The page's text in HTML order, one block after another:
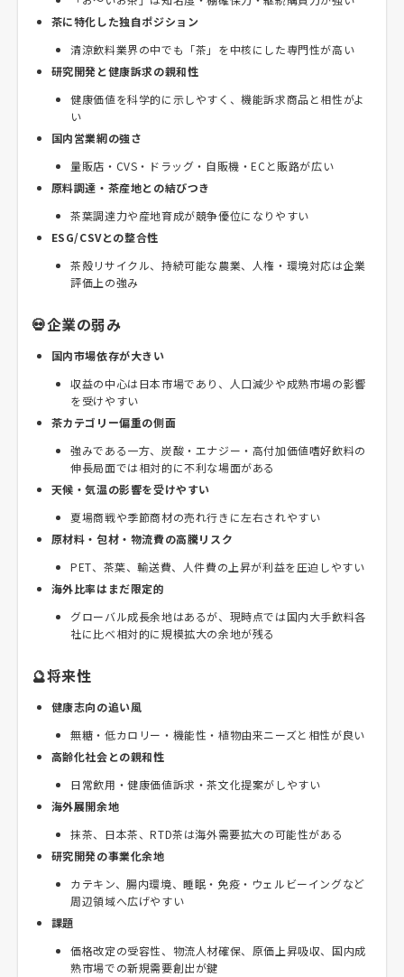
茶に特化した独自ポジション
清涼飲料業界の中でも「茶」を中核にした専門性が高い
研究開発と健康訴求の親和性
健康価値を科学的に示しやすく、機能訴求商品と相性がよ
い
国内営業網の強さ
量販店・CVS・ドラッグ・自販機・ECと販路が広い
原料調達・茶産地との結びつき
茶葉調達力や産地育成が競争優位になりやすい
ESG/CSVとの整合性
茶殻リサイクル、持続可能な農業、人権・環境対応は企業
評価上の強み
💀企業の弱み
国内市場依存が大きい
収益の中心は日本市場であり、人口減少や成熟市場の影響
を受けやすい
茶カテゴリー偏重の側面
強みである一方、炭酸・エナジー・高付加価値嗜好飲料の
伸長局面では相対的に不利な場面がある
天候・気温の影響を受けやすい
夏場商戦や季節商材の売れ行きに左右されやすい
原材料・包材・物流費の高騰リスク
PET、茶葉、輸送費、人件費の上昇が利益を圧迫しやすい
海外比率はまだ限定的
グローバル成長余地はあるが、現時点では国内大手飲料各
社に比べ相対的に規模拡大の余地が残る
🔮将来性
健康志向の追い風
無糖・低カロリー・機能性・植物由来ニーズと相性が良い
高齢化社会との親和性
日常飲用・健康価値訴求・茶文化提案がしやすい
海外展開余地
抹茶、日本茶、RTD茶は海外需要拡大の可能性がある
研究開発の事業化余地
カテキン、腸内環境、睡眠・免疫・ウェルビーイングなど
周辺領域へ広げやすい
課題
価格改定の受容性、物流人材確保、原価上昇吸収、国内成
熟市場での新規需要創出が鍵